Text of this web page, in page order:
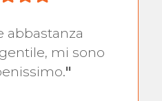
abbastanza
mi sono
"